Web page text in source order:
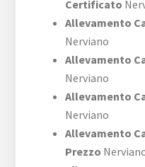
Certificato
Allevamento
Nerviano
Allevamento
Nerviano
Allevamento
Nerviano
Allevamento
Prezzo